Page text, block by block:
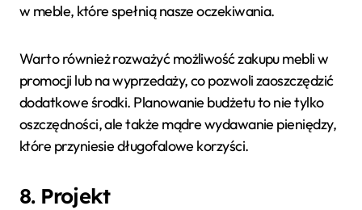
w meble, które spełnią nasze oczekiwania.
Warto również rozważyć możliwość zakupu mebli w
promocji lub na wyprzedaży, co pozwoli zaoszczędzić
dodatkowe środki. Planowanie budżetu to nie tylko
oszczędności, ale także mądre wydawanie pieniędzy,
które przyniesie długofalowe korzyści.
8. Projekt